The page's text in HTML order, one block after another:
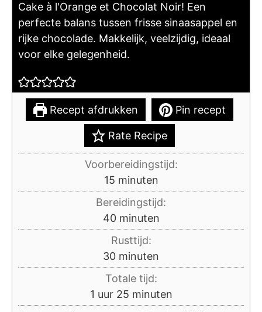
Cake à l'Orange et Chocolat Noir! Een
perfecte balans tussen frisse sinaasappel en
rijke chocolade. Makkelijk, veelzijdig, ideaal
voor elke gelegenheid.
Recept afdrukken Pin recept
Rate Recipe
Voorbereidingstijd:
15minuten
minuten
Bereidingstijd:
40minuten
minuten
Rusttijd:
30minuten
minuten
Totale tijd:
1 uur
uur 25minuten
minuten